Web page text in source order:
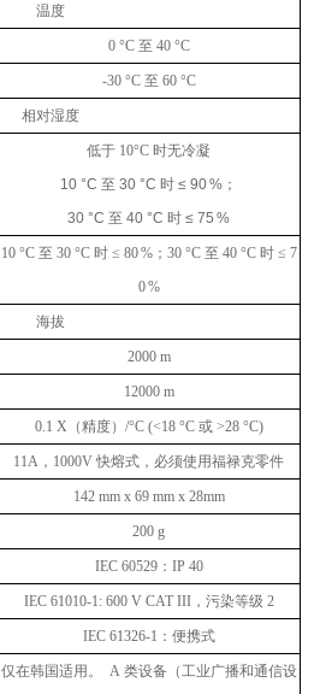
温度
0 °C 至 40 °C
-30 °C 至 60 °C
相对湿度
低于 10°C时无冷凝
10 °C至 30 °C时 ≤ 90 % ；
30 °C至 40 °C时 ≤ 75 %
10 °C 至 30 °C 时≤ 80 %； 30 °C 至 40 °C 时≤ 7
0 %
海拔
2000 m
12000 m
0.1 X （精度） /°C (<18 °C 或>28 °C)
11A ， 1000V快熔式，必须使用福禄克零件
142 mm x 69 mm x 28mm
200 g
IEC 60529： IP 40
IEC 61010-1: 600 V CAT III，污染等级 2
IEC 61326-1 ：便携式
仅在韩国适用。 A 类设备（工业广播和通信设